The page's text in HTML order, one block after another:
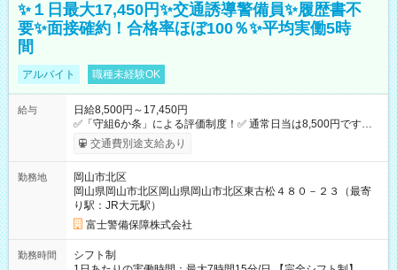
✨１日最大17,450円✨交通誘導警備員✨履歴書不
要✨面接確約！合格率ほぼ100％✨平均実働5時
間
アルバイト 職種未経験OK
給与
日給8,500円～17,450円
✅「守組6か条」による評価制度！✅ 通常日当は8,500円ですが
上記評価制度により「S級隊員」と認定されれば10,000円の日当
を支給します。 (1)上記勤務者が交通2級資格者の場合10,000円
14,375円 (3)上記現場が日祝深夜の場合 17,250円 (4)上記勤務
者が現場までの運転者の場合17,250+200円＝17,450円 -----------
------------------------------- *最高日当額 17,450円* （実働時間5
時間の場合、時給3,490円） ------------------------------------------ よ
り上位の資格取得やリーダー手当を取得すると ”さらに”加算さ
れます！ ※日当支給時振込手数料等は一切ありません。 【試用
期間】試用期間なし
交通費別途支給あり
勤務地
岡山市北区
岡山県岡山市北区岡山県岡山市北区東古松４８０－２３（最寄
り駅：JR大元駅）
富士警備保障株式会社
勤務時間
シフト制